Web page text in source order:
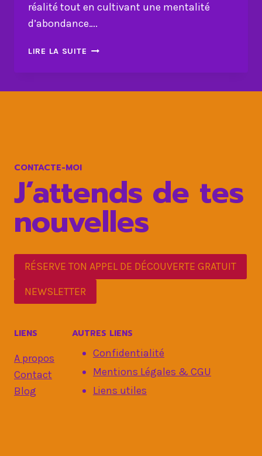
réalité tout en cultivant une mentalité
d’abondance….
LIRE LA SUITE GÉRER
CONTACTE-MOI
J’attends de tes
nouvelles
RÉSERVE TON APPEL DE DÉCOUVERTE GRATUIT
NEWSLETTER
LIENS
A propos
Contact
Blog
AUTRES LIENS
Confidentialité
Mentions Légales & CGU
Liens utiles